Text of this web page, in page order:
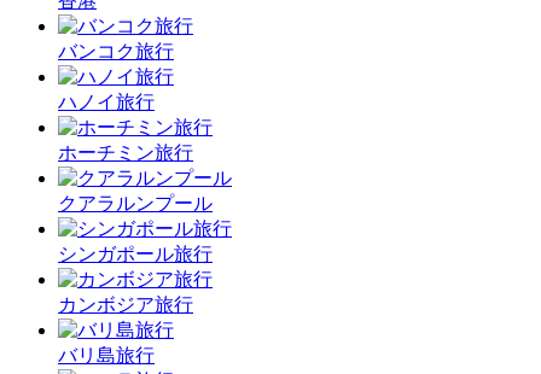
バンコク旅行
ハノイ旅行
ホーチミン旅行
クアラルンプール
シンガポール旅行
カンボジア旅行
バリ島旅行